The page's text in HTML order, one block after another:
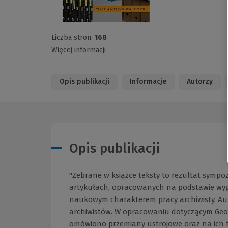
Liczba stron: 168
Więcej informacji
Opis publikacji Informacje Autorzy
Opis publikacji
"Zebrane w książce teksty to rezultat
artykułach, opracowanych na podstawie
naukowym charakterem pracy archiwisty.
archiwistów. W opracowaniu dotyczącym
omówiono przemiany ustrojowe oraz na ich